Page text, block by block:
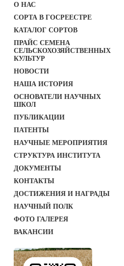
О НАС
СОРТА В ГОСРЕЕСТРЕ
КАТАЛОГ СОРТОВ
ПРАЙС СЕМЕНА
СЕЛЬСКОХОЗЯЙСТВЕННЫХ
КУЛЬТУР
НОВОСТИ
НАША ИСТОРИЯ
ОСНОВАТЕЛИ НАУЧНЫХ
ШКОЛ
ПУБЛИКАЦИИ
ПАТЕНТЫ
НАУЧНЫЕ МЕРОПРИЯТИЯ
СТРУКТУРА ИНСТИТУТА
ДОКУМЕНТЫ
КОНТАКТЫ
ДОСТИЖЕНИЯ И НАГРАДЫ
НАУЧНЫЙ ПОЛК
ФОТО ГАЛЕРЕЯ
ВАКАНСИИ